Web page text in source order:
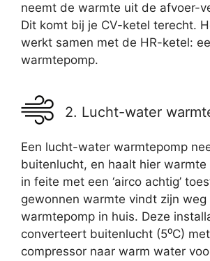
neemt de warmte uit de afvoer-
Dit komt bij je CV-ketel terecht.
werkt samen met de HR-ketel:
warmtepomp.
2. Lucht-water
Een lucht-water warmtepomp
buitenlucht, en haalt hier
in feite met een ‘airco achtig’
gewonnen warmte vindt zijn weg
warmtepomp in huis. Deze
converteert buitenlucht (5⁰C)
compressor naar warm water